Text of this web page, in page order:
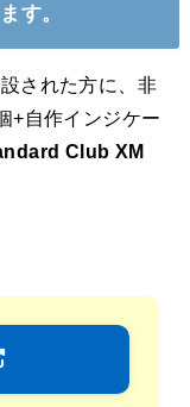
す。
された方に、非
+自作インジケー
Club XM